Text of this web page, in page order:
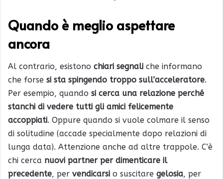
Quando è meglio aspettare
ancora
Al contrario, esistono chiari segnali che informano
che forse si sta spingendo troppo sull’acceleratore.
Per esempio, quando si cerca una relazione perché
stanchi di vedere tutti gli amici felicemente
accoppiati. Oppure quando si vuole colmare il senso
di solitudine (accade specialmente dopo relazioni di
lunga data). Attenzione anche ad altre trappole. C’è
chi cerca nuovi partner per dimenticare il
precedente, per vendicarsi o suscitare gelosia, per